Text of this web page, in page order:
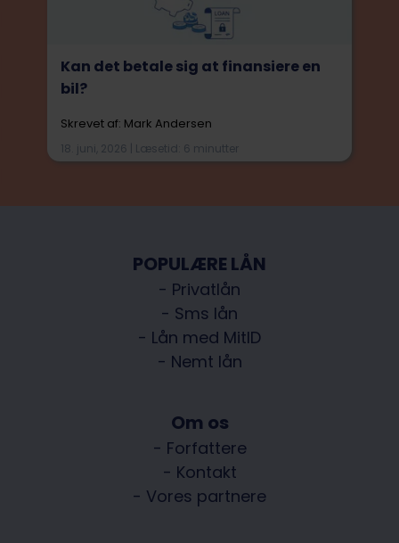
Kan det betale sig at finansiere en
bil?
Skrevet af: Mark Andersen
18. juni, 2026 | Læsetid: 6 minutter
POPULÆRE LÅN
- Privatlån
- Sms lån
- Lån med MitID
- Nemt lån
Om os
- Forfattere
- Kontakt
- Vores partnere